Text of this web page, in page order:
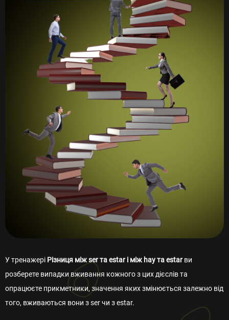
У тренажері Різниця між ser та estar і між hay та estar ви
розберете випадки вживання кожного з цих дієслів та
опрацюєте прикметники, значення яких змінюється залежно від
того, вживаються вони з ser чи з estar.